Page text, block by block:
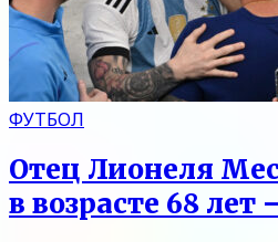
ФУТБОЛ
Отец Лионеля
в возрасте 68